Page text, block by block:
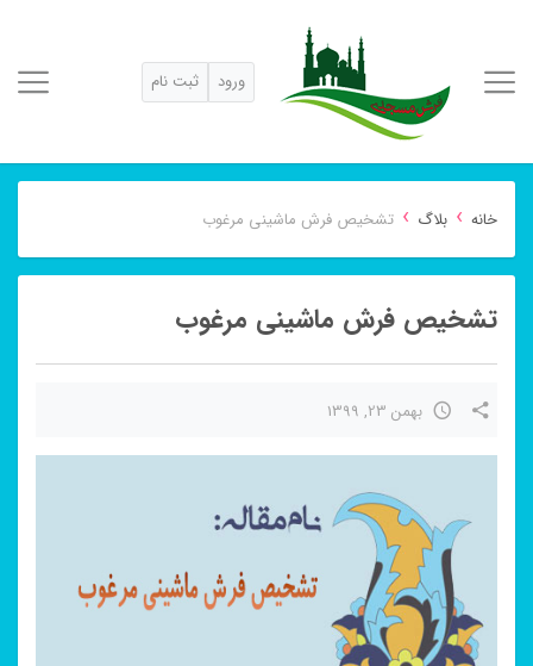
ورود ثبت نام
خانه › بلاگ › تشخیص فرش ماشینی مرغوب
تشخیص فرش ماشینی مرغوب
بهمن 23, 1399